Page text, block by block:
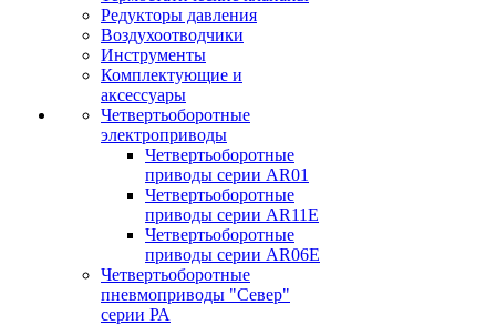
Редукторы давления
Воздухоотводчики
Инструменты
Комплектующие и
аксессуары
Четвертьоборотные
электроприводы
Четвертьоборотные
приводы серии AR01
Четвертьоборотные
приводы серии AR11E
Четвертьоборотные
приводы серии AR06E
Четвертьоборотные
пневмоприводы "Север"
серии РА